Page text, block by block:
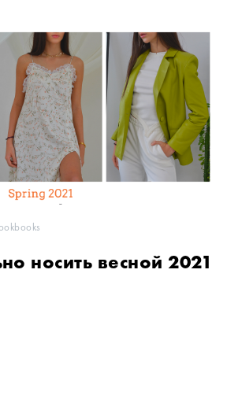
носить весной 2021